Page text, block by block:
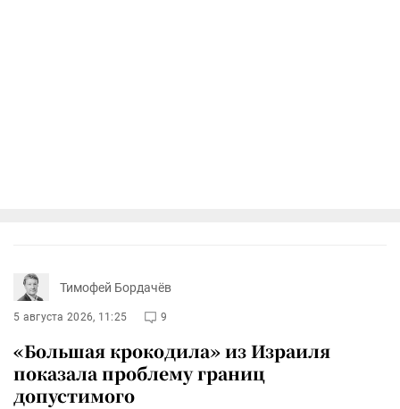
Тимофей Бордачёв
5 августа 2026, 11:25 9
«Большая крокодила» из Израиля
показала проблему границ
допустимого